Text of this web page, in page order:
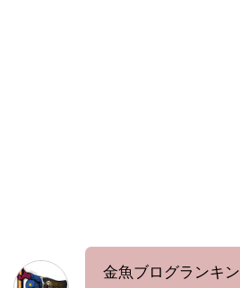
金魚ブログランキ